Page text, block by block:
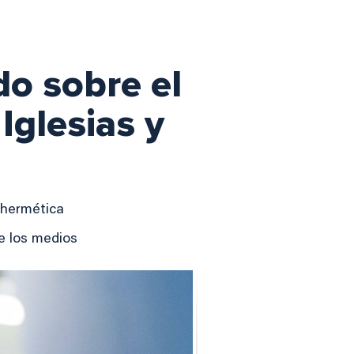
sobre el
y
los medios